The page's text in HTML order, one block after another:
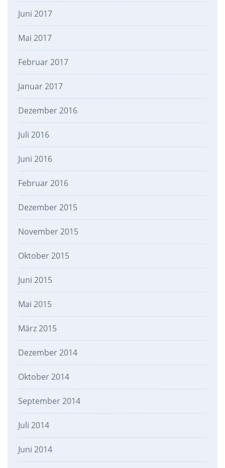
Juni 2017
Mai 2017
Februar 2017
Januar 2017
Dezember 2016
Juli 2016
Juni 2016
Februar 2016
Dezember 2015
November 2015
Oktober 2015
Juni 2015
Mai 2015
März 2015
Dezember 2014
Oktober 2014
September 2014
Juli 2014
Juni 2014